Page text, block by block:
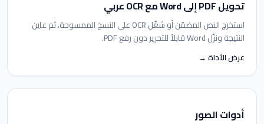
تحويل PDF إلى Word مع OCR عربي
استخرج النص المضمّن أو شغّل OCR على النسخ الممسوحة، ثم عاين
النتيجة ونزّل Word قابلاً للتحرير دون رفع PDF.
عرض الأداة →
أدوات الصور